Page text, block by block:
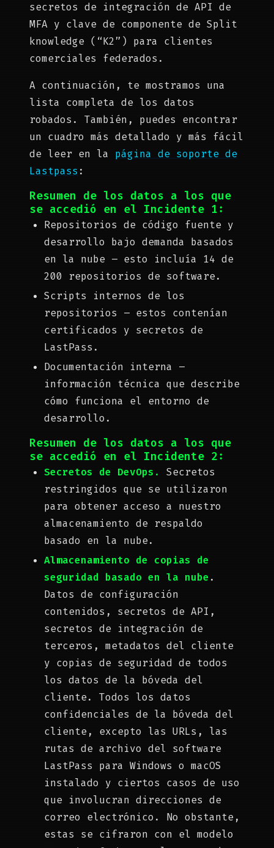
secretos de integración de API de
MFA y clave de componente de Split
knowledge (“K2”) para clientes
comerciales federados.
A continuación, te mostramos una
lista completa de los datos
robados. También, puedes encontrar
un cuadro más detallado y más fácil
de leer en la página de soporte de
Lastpass :
Resumen de los datos a los que
se accedió en el Incidente 1:
Repositorios de código fuente y
desarrollo bajo demanda basados ​​
en la nube – esto incluía 14 de
200 repositorios de software.
Scripts internos de los
repositorios – estos contenían
certificados y secretos de
LastPass.
Documentación interna –
información técnica que describe
cómo funciona el entorno de
desarrollo.
Resumen de los datos a los que
se accedió en el Incidente 2:
Secretos de DevOps.
Secretos
restringidos que se utilizaron
para obtener acceso a nuestro
almacenamiento de respaldo
basado en la nube.
Almacenamiento de copias de
seguridad basado en la nube.
Datos de configuración
contenidos, secretos de API,
secretos de integración de
terceros, metadatos del cliente
y copias de seguridad de todos
los datos de la bóveda del
cliente. Todos los datos
confidenciales de la bóveda del
cliente, excepto las URLs, las
rutas de archivo del software
LastPass para Windows o macOS
instalado y ciertos casos de uso
que involucran direcciones de
correo electrónico. No obstante,
estas se cifraron con el modelo